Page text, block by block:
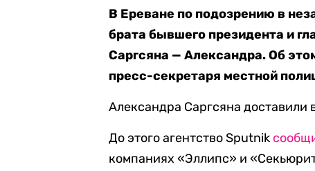
В Ереване по подозрению в
брата бывшего президента и
Саргсяна — Александра. Об
пресс-секретаря местной
Александра Саргсяна доставили
До этого агентство Sputnik
компаниях «Эллипс» и